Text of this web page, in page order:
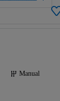
Manual